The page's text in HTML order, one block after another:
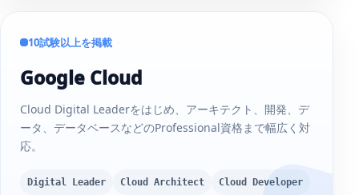
10試験以上を掲載
Google Cloud
Cloud Digital Leaderをはじめ、アーキテクト、開発、デ
ータ、データベースなどのProfessional資格まで幅広く対
応。
Digital Leader Cloud Architect Cloud Developer